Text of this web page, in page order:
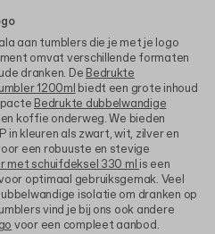
aan tumblers die je met je logo
omvat verschillende formaten
dranken. De Bedrukte
1200ml biedt een grote inhoud
Bedrukte dubbelwandige
koffie onderweg. We bieden
in kleuren als zwart, wit, zilver en
een robuuste en stevige
met schuifdeksel 330 ml is een
optimaal gebruiksgemak. Veel
isolatie om dranken op
vind je bij ons ook andere
voor een compleet aanbod.